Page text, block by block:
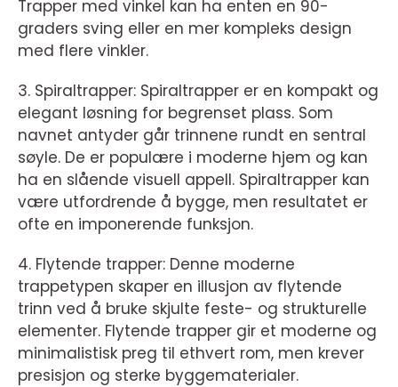
Trapper med vinkel kan ha enten en 90-
graders sving eller en mer kompleks design
med flere vinkler.
3. Spiraltrapper: Spiraltrapper er en kompakt og
elegant løsning for begrenset plass. Som
navnet antyder går trinnene rundt en sentral
søyle. De er populære i moderne hjem og kan
ha en slående visuell appell. Spiraltrapper kan
være utfordrende å bygge, men resultatet er
ofte en imponerende funksjon.
4. Flytende trapper: Denne moderne
trappetypen skaper en illusjon av flytende
trinn ved å bruke skjulte feste- og strukturelle
elementer. Flytende trapper gir et moderne og
minimalistisk preg til ethvert rom, men krever
presisjon og sterke byggematerialer.